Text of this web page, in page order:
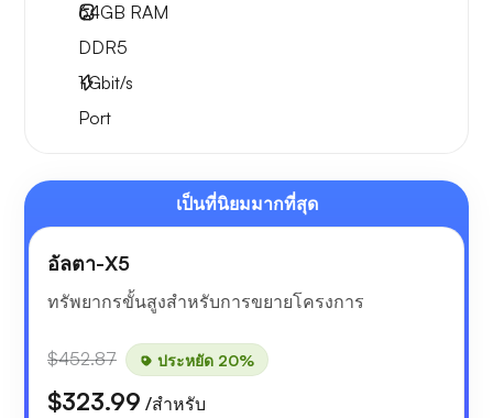
64GB RAM
DDR5
1Gbit/s
Port
เป็นที่นิยมมากที่สุด
อัลตา-X5
ทรัพยากรขั้นสูงสำหรับการขยายโครงการ
$452.87 ประหยัด 20%
$323.99 /สำหรับ